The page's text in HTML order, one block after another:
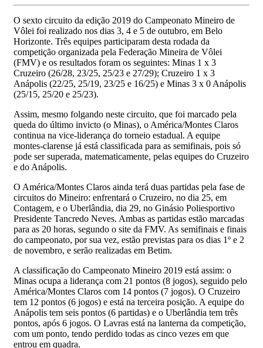
O sexto circuito da edição 2019 do Campeonato Mineiro de
Vôlei foi realizado nos dias 3, 4 e 5 de outubro, em Belo
Horizonte. Três equipes participaram desta rodada da
competição organizada pela Federação Mineira de Vôlei
(FMV) e os resultados foram os seguintes: Minas 1 x 3
Cruzeiro (26/28, 23/25, 25/23 e 27/29); Cruzeiro 1 x 3
Anápolis (22/25, 25/19, 23/25 e 16/25) e Minas 3 x 0 Anápolis
(25/15, 25/20 e 25/23).
Assim, mesmo folgando neste circuito, que foi marcado pela
queda do último invicto (o Minas), o América/Montes Claros
continua na vice-liderança do torneio estadual. A equipe
montes-clarense já está classificada para as semifinais, pois só
pode ser superada, matematicamente, pelas equipes do Cruzeiro
e do Anápolis.
O América/Montes Claros ainda terá duas partidas pela fase de
circuitos do Mineiro: enfrentará o Cruzeiro, no dia 25, em
Contagem, e o Uberlândia, dia 29, no Ginásio Poliesportivo
Presidente Tancredo Neves. Ambas as partidas estão marcadas
para as 20 horas, segundo o site da FMV. As semifinais e finais
do campeonato, por sua vez, estão previstas para os dias 1º e 2
de novembro, e serão realizadas em Betim.
A classificação do Campeonato Mineiro 2019 está assim: o
Minas ocupa a liderança com 21 pontos (8 jogos), seguido pelo
América/Montes Claros com 14 pontos (7 jogos). O Cruzeiro
tem 12 pontos (6 jogos) e está na terceira posição. A equipe do
Anápolis tem seis pontos (6 partidas) e o Uberlândia tem três
pontos, após 6 jogos. O Lavras está na lanterna da competição,
com um ponto, tendo perdido todas as cinco vezes em que
entrou em quadra.